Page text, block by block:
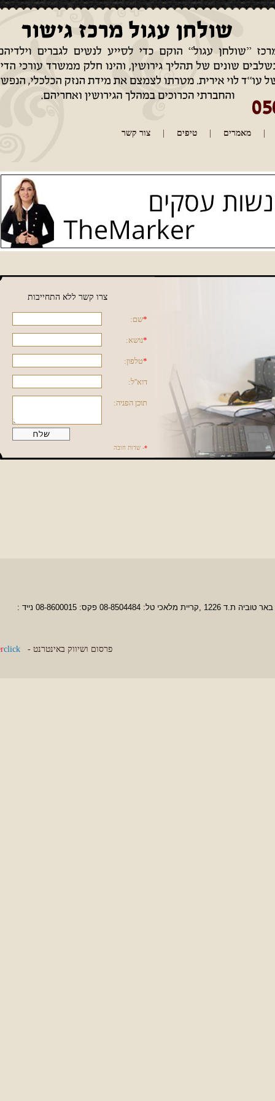
מאמרים טיפים צור קשר
צרו קשר ללא התחייבות
שם:
נושא:
טלפון:
דוא''ל:
תוכן הפניה:
- שדות חובה
סניפי המשרד: רמת גן, ראשון לציון ואזור תעשייה באר טוביה בית סלוקי קומה ב', מועצה אזורית באר טוביה ת.ד 1226 ,קריית מלאכי טל: 08-8504484 פקס: 08-8600015 נייד :
פרסום ושיווק באינטרנט - interclick